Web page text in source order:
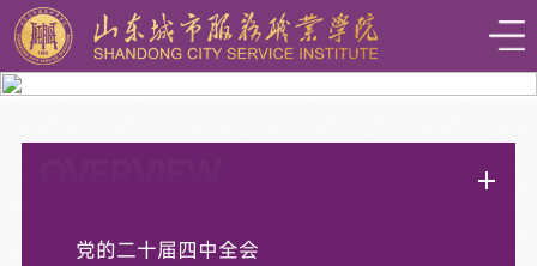
党的二十届四中全会